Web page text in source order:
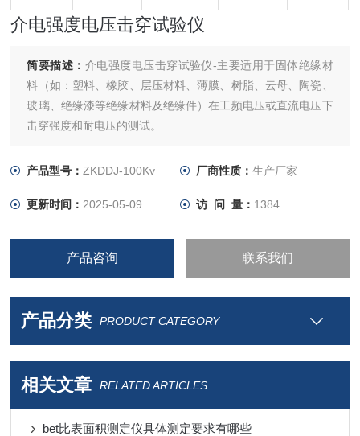
介电强度电压击穿试验仪
简要描述： 介电强度电压击穿试验仪-主要适用于固体绝缘材
料（如：塑料、橡胶、层压材料、薄膜、树脂、云母、陶瓷、
玻璃、绝缘漆等绝缘材料及绝缘件）在工频电压或直流电压下
击穿强度和耐电压的测试。
产品型号：ZKDDJ-100Kv 厂商性质： 生产厂家
更新时间： 2025-05-09 访 问 量： 1384
产品咨询 联系我们
产品分类 PRODUCT CATEGORY
相关文章 RELATED ARTICLES
bet比表面积测定仪具体测定要求有哪些